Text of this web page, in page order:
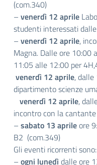
(com.340)
– venerdì 12 aprile
studenti interessati
– venerdì 12 aprile,
Magna. Dalle ore 10:00
11:05 alle 12:00 per
venerdì 12 aprile,
dipartimento scienze
venerdì 12 aprile,
incontro con la
– sabato 13 aprile ore
B2 (com.349)
Gli eventi ricorrenti sono:
– ogni lunedìdalle ore